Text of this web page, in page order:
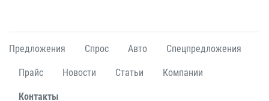
Предложения Спрос Авто Спецпредложения
Прайс Новости Статьи Компании
Контакты